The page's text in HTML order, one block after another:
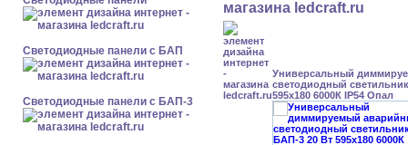
Cветодиодные панели с БАП
Cветодиодные панели с БАП-3
Универсальный
светодиодный
595x180 6000К IP54 Опал